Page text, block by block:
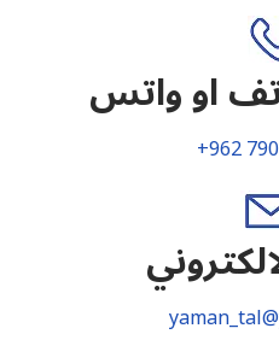
او واتس
+962